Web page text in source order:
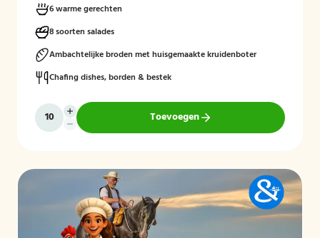
zoals eendenborst, gamba’s, biefstukreepjes en buikspek,
geserveerd met bijgerechten zoals gewokte groenten en
aardappeltjes.
6 warme gerechten
8 soorten salades
Ambachtelijke broden met huisgemaakte kruidenboter
Chafing dishes, borden & bestek
Toevoegen